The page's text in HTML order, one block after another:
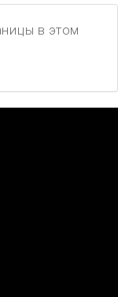
в этом